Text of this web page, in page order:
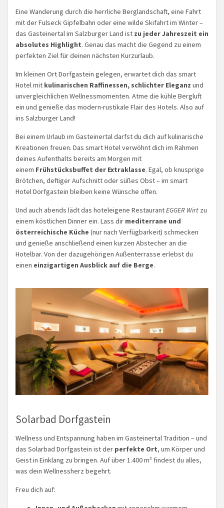
Eine Wanderung durch die herrliche Berglandschaft, eine Fahrt
mit der Fulseck Gipfelbahn oder eine wilde Skifahrt im Winter –
das Gasteinertal im Salzburger Land ist zu jeder Jahreszeit ein
absolutes Highlight. Genau das macht die Gegend zu einem
perfekten Ziel für deinen nächsten Kurzurlaub.
Im kleinen Ort Dorfgastein gelegen, erwartet dich das smart
Hotel mit kulinarischen Raffinessen, schlichter Eleganz und
unvergleichlichen Wellnessmomenten. Atme die kühle Bergluft
ein und genieße das modern-rustikale Flair des Hotels. Also auf
ins Salzburger Land!
Bei einem Urlaub im Gasteinertal darfst du dich auf kulinarische
Kreationen freuen. Das smart Hotel verwöhnt dich im Rahmen
deines Aufenthalts bereits am Morgen mit
einem Frühstücksbuffet der Extraklasse. Egal, ob knusprige
Brötchen, deftiger Aufschnitt oder süßes Obst – im smart
Hotel Dorfgastein bleiben keine Wünsche offen.
Und auch abends lädt das hoteleigene RestaurantEGGER Wirt zu
einem köstlichen Dinner ein. Lass dir mediterrane und
österreichische Küche (nur nach Verfügbarkeit) schmecken
und genieße anschließend einen kurzen Abstecher an die
Hotelbar. Von der dazugehörigen Außenterrasse erlebst du
einen einzigartigen Ausblick auf die Berge.
Solarbad Dorfgastein
Wellness und Entspannung haben im Gasteinertal Tradition – und
das Solarbad Dorfgastein ist der perfekte Ort, um Körper und
Geist in Einklang zu bringen. Auf über 1.400 m² findest du alles,
was dein Wellnessherz begehrt.
Freu dich auf: